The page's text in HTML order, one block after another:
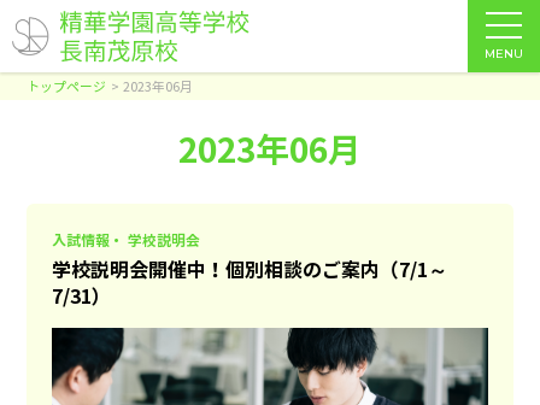
MENU
トップページ 2023年06月
2023年06月
入試情報・ 学校説明会
学校説明会開催中！個別相談のご案内（7/1～
7/31）